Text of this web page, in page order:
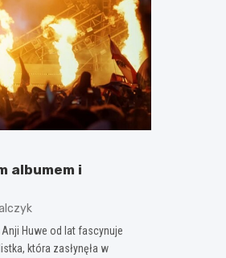
albumem i
Huwe od lat fascynuje
która zasłynęła w